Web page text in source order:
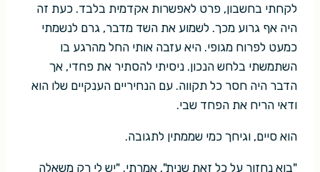
לקחתי בחשבון, פרט לאפשרות אקדמית בלבד. כעת זה
היה אף גרוע מכך. לשמוע את השד מדבר, גרם לנשמתי
כמעט לפרוח מגופי. היא עזבה אותי החל מהרגע בו
השתמשתי בלחש הנכון. ניסיתי להסתיר את פחדי, אך
הדבר היה חסר כל תקווה. עם הנחיריים הענקיים שלו הוא
ודאי הריח את הפחד שבי.
הוא סיים, וגיחך כמי שממתין לתגובה.
"בוא נחזור על כל זאת שנית", אמרתי. "יש לי רק משאלה